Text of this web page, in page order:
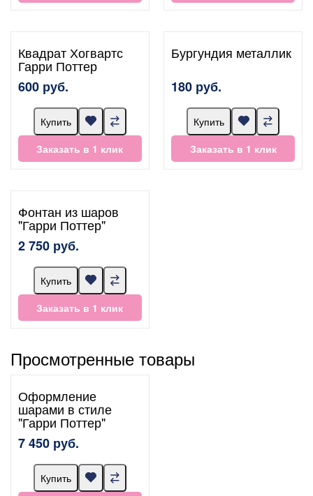
Квадрат Хогвартс
Гарри Поттер
600 руб.
Купить
Заказать в 1 клик
Бургундия металлик
180 руб.
Купить
Заказать в 1 клик
Фонтан из шаров
"Гарри Поттер"
2 750 руб.
Купить
Заказать в 1 клик
Просмотренные товары
Оформление
шарами в стиле
"Гарри Поттер"
7 450 руб.
Купить